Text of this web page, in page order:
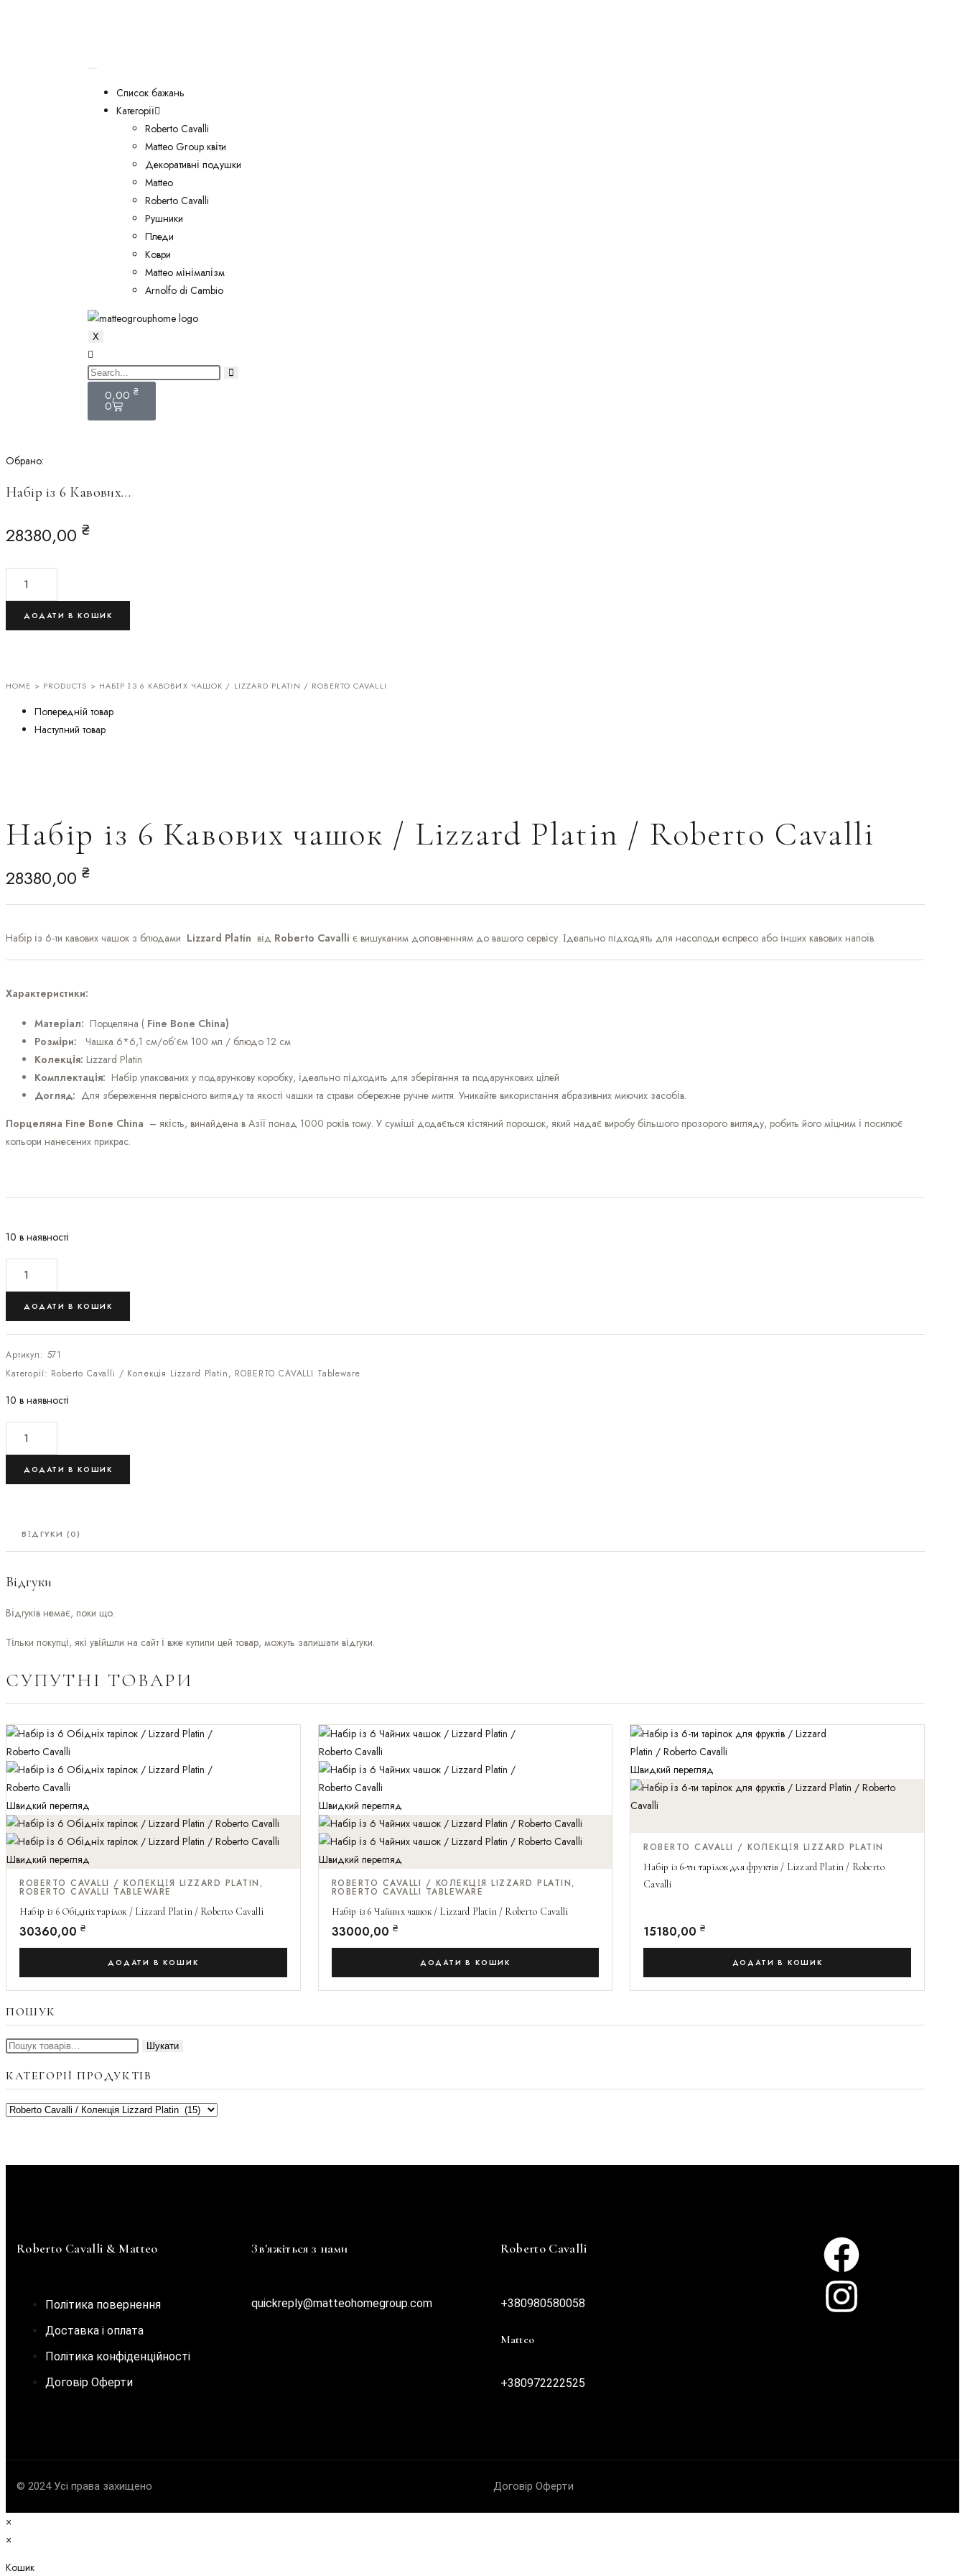
Список бажань
Категорії
Roberto Cavalli
Matteo Group квіти
Декоративні подушки
Matteo
Roberto Cavalli
Рушники
Пледи
Коври
Matteo мінімалізм
Arnolfo di Cambio
X
0,00 ₴
0
Обрано:
Набір із 6 Кавових…
28380,00 ₴
ДОДАТИ В КОШИК
HOME > PRODUCTS > НАБІР ІЗ 6 КАВОВИХ ЧАШОК / LIZZARD PLATIN / ROBERTO CAVALLI
Попередній товар
Наступний товар
Набір із 6 Кавових чашок / Lizzard Platin / Roberto Cavalli
28380,00 ₴
Набір із 6-ти кавових чашок з блюдами Lizzard Platin від Roberto Cavalli є вишуканим доповненням до вашого сервісу. Ідеально підходять для насолоди еспресо або інших кавових напоїв.
Характеристики:
Матеріал: Порцеляна ( Fine Bone China)
Розміри: Чашка 6*6,1 см/об’єм 100 мл / блюдо 12 см
Колекція: Lizzard Platin
Комплектація: Набір упакованих у подарункову коробку, ідеально підходить для зберігання та подарункових цілей
Догляд: Для збереження первісного вигляду та якості чашки та страви обережне ручне миття. Уникайте використання абразивних миючих засобів.
Порцеляна Fine Bone China – якість, винайдена в Азії понад 1000 років тому. У суміші додається кістяний порошок, який надає виробу більшого прозорого вигляду, робить його міцним і посилює
кольори нанесених прикрас.
10 в наявності
ДОДАТИ В КОШИК
Артикул: 571
Категорії: Roberto Cavalli / Колекція Lizzard Platin, ROBERTO CAVALLI Tableware
10 в наявності
ДОДАТИ В КОШИК
ВІДГУКИ (0)
Відгуки
Відгуків немає, поки що.
Тільки покупці, які увійшли на сайт і вже купили цей товар, можуть залишати відгуки.
СУПУТНІ ТОВАРИ
Швидкий перегляд
Швидкий перегляд
ROBERTO CAVALLI / КОЛЕКЦІЯ LIZZARD PLATIN ,
ROBERTO CAVALLI TABLEWARE
Набір із 6 Обідніх тарілок / Lizzard Platin / Roberto Cavalli
30360,00 ₴
ДОДАТИ В КОШИК
Швидкий перегляд
Швидкий перегляд
ROBERTO CAVALLI / КОЛЕКЦІЯ LIZZARD PLATIN,
ROBERTO CAVALLI TABLEWARE
Набір із 6 Чайних чашок / Lizzard Platin / Roberto Cavalli
33000,00 ₴
ДОДАТИ В КОШИК
Швидкий перегляд
Швидкий перегляд
ROBERTO CAVALLI / КОЛЕКЦІЯ LIZZARD PLATIN
Набір із 6-ти тарілок для фруктів / Lizzard Platin / Roberto
Cavalli
15180,00₴
ДОДАТИ В КОШИК
ПОШУК
Шукати
КАТЕГОРІЇ ПРОДУКТІВ
Roberto Cavalli & Matteo
Політика повернення
Доставка і оплата
Політика конфіденційності
Договір Oферти
Зв'яжіться з нами
quickreply@matteohomegroup.com
Roberto Cavalli
+380980580058
Matteo
+380972222525
© 2024 Усі права захищено Договір Oферти
×
×
Кошик